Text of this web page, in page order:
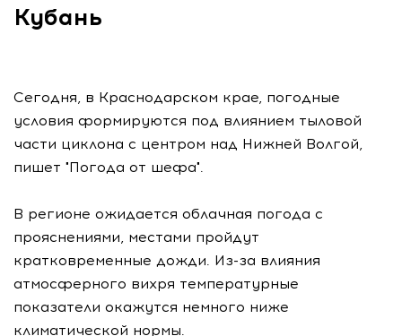
Кубань
Сегодня, в Краснодарском крае, погодные
условия формируются под влиянием тыловой
части циклона с центром над Нижней Волгой,
пишет "Погода от шефа".
В регионе ожидается облачная погода с
прояснениями, местами пройдут
кратковременные дожди. Из-за влияния
атмосферного вихря температурные
показатели окажутся немного ниже
климатической нормы.